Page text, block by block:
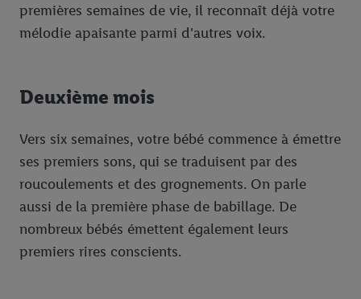
premières semaines de vie, il reconnaît déjà votre
mélodie apaisante parmi d'autres voix.
Deuxième mois
Vers six semaines, votre bébé commence à émettre
ses premiers sons, qui se traduisent par des
roucoulements et des grognements. On parle
aussi de la première phase de babillage. De
nombreux bébés émettent également leurs
premiers rires conscients.